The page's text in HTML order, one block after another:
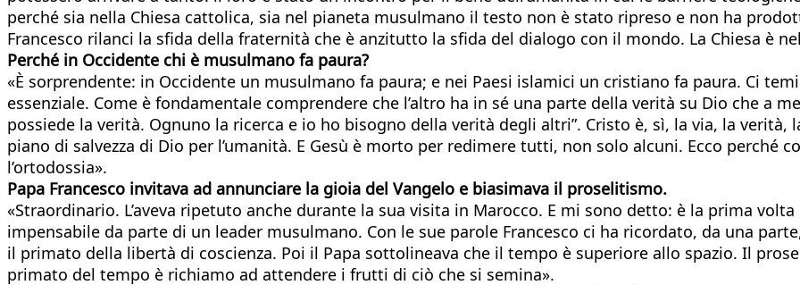
perché sia nella Chiesa cattolica, sia nel pianeta musulmano il testo non è stato ripreso e non ha
Francesco rilanci la sfida della fraternità che è anzitutto la sfida del dialogo con il mondo. La Chiesa è
Perché in Occidente chi è musulmano fa paura?
«È sorprendente: in Occidente un musulmano fa paura; e nei Paesi islamici un cristiano fa paura. Ci
essenziale. Come è fondamentale comprendere che l’altro ha in sé una parte della verità su Dio che a
possiede la verità. Ognuno la ricerca e io ho bisogno della verità degli altri”. Cristo è, sì, la via, la
piano di salvezza di Dio per l’umanità. E Gesù è morto per redimere tutti, non solo alcuni. Ecco perché
l’ortodossia».
Papa Francesco invitava ad annunciare la gioia del Vangelo e biasimava il proselitismo.
«Straordinario. L’aveva ripetuto anche durante la sua visita in Marocco. E mi sono detto: è la prima
impensabile da parte di un leader musulmano. Con le sue parole Francesco ci ha ricordato, da una
il primato della libertà di coscienza. Poi il Papa sottolineava che il tempo è superiore allo spazio. Il
primato del tempo è richiamo ad attendere i frutti di ciò che si semina».